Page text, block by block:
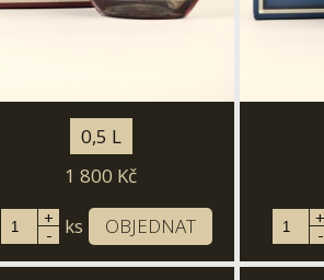
0,5 L
1 800 Kč
+
- ks OBJEDNAT +
-